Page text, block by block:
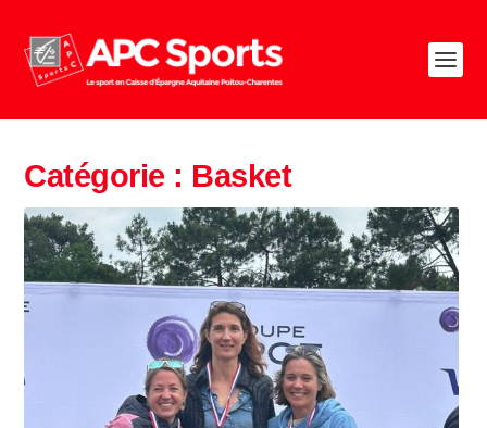
Catégorie : Basket